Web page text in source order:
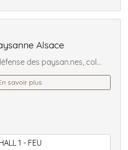
Alsace
des paysan.nes, col...
savoir plus
1 - FEU